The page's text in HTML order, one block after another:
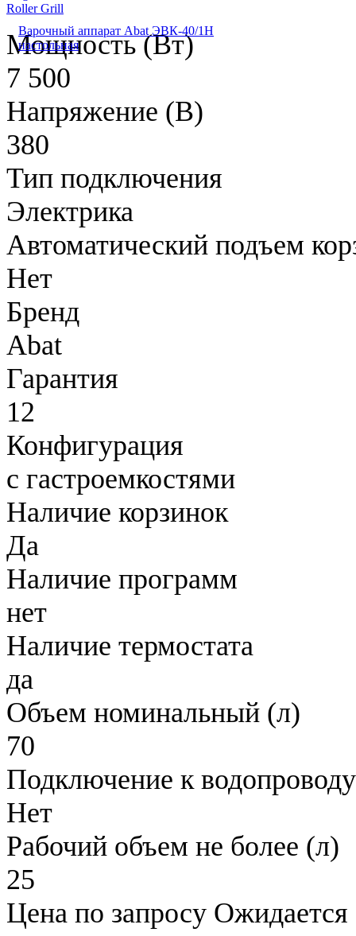
Roller Grill
Варочный аппарат Abat ЭВК-40/1Н
настольная
Мощность (Вт)
7 500
Напряжение (В)
380
Тип подключения
Электрика
Автоматический подъем
Нет
Бренд
Abat
Гарантия
12
Конфигурация
с гастроемкостями
Наличие корзинок
Да
Наличие программ
нет
Наличие термостата
да
Объем номинальный (л)
70
Подключение к водопроводу
Нет
Рабочий объем не более (л)
25
Цена по запросу Ожидается